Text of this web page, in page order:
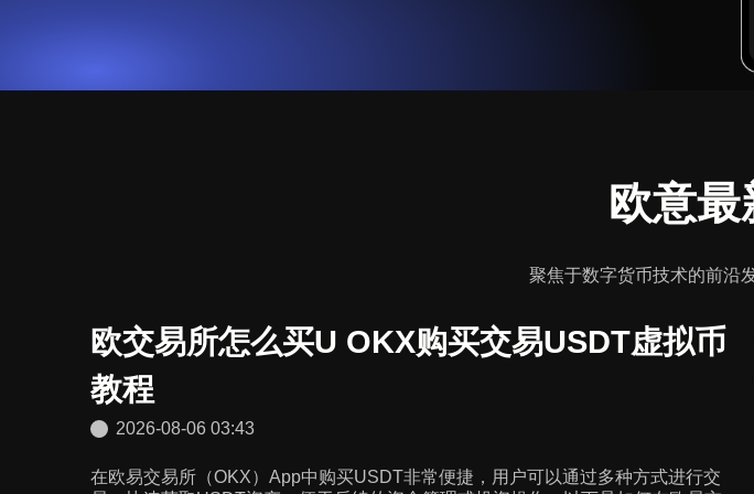
欧意
聚焦于数字货币技术的前沿
欧交易所怎么买U OKX购买交易USDT虚拟币
教程
2026-08-06 03:43
在欧易交易所（OKX）App中购买USDT非常便捷，用户可以通过多种方式进行交